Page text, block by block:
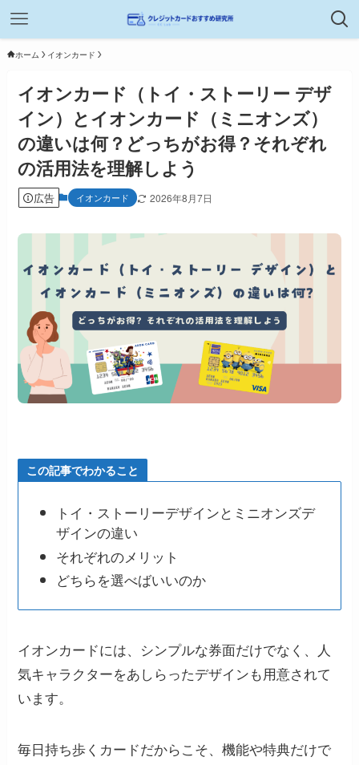
ホーム イオンカード
イオンカード（トイ・ストーリー デザ
イン）とイオンカード（ミニオンズ）
の違いは何？どっちがお得？それぞれ
の活用法を理解しよう
広告 イオンカード 2026年8月7日
この記事でわかること
トイ・ストーリーデザインとミニオンズデ
ザインの違い
それぞれのメリット
どちらを選べばいいのか
イオンカードには、シンプルな券面だけでなく、人
気キャラクターをあしらったデザインも用意されて
います。
毎日持ち歩くカードだからこそ、機能や特典だけで